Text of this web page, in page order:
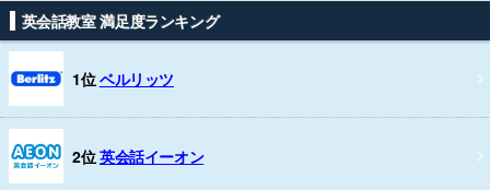
英会話教室 満足度ランキング
1位ベルリッツ
2位英会話イーオン